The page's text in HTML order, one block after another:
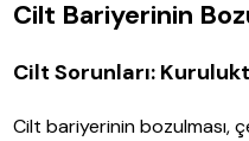
Cilt Bariyerinin
Cilt Sorunları:
Cilt bariyerinin bozulması,